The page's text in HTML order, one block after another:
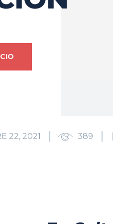
22, 2021 389